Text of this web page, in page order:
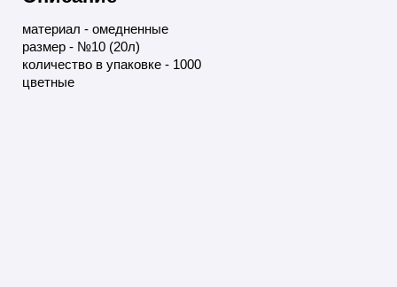
материал - омедненные
размер - №10 (20л)
количество в упаковке - 1000
цветные